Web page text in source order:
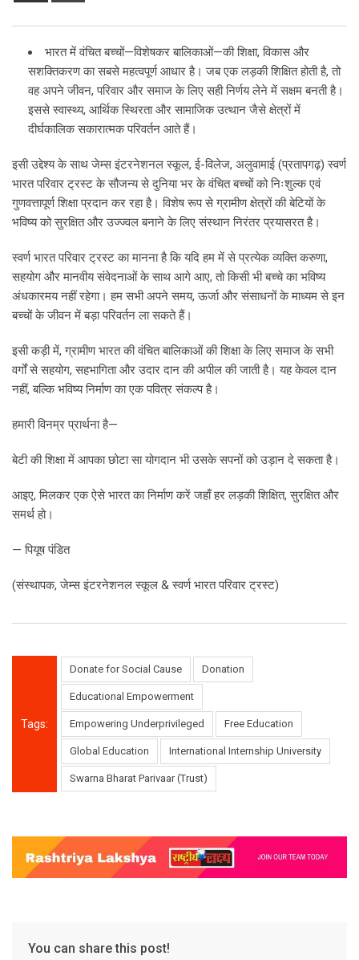
भारत में वंचित बच्चों—विशेषकर बालिकाओं—की शिक्षा, विकास और
सशक्तिकरण का सबसे महत्वपूर्ण आधार है। जब एक लड़की शिक्षित होती है, तो
वह अपने जीवन, परिवार और समाज के लिए सही निर्णय लेने में सक्षम बनती है।
इससे स्वास्थ्य, आर्थिक स्थिरता और सामाजिक उत्थान जैसे क्षेत्रों में
दीर्घकालिक सकारात्मक परिवर्तन आते हैं।
इसी उद्देश्य के साथ जेम्स इंटरनेशनल स्कूल, ई-विलेज, अलुवामाई (प्रतापगढ़) स्वर्ण
भारत परिवार ट्रस्ट के सौजन्य से दुनिया भर के वंचित बच्चों को निःशुल्क एवं
गुणवत्तापूर्ण शिक्षा प्रदान कर रहा है। विशेष रूप से ग्रामीण क्षेत्रों की बेटियों के
भविष्य को सुरक्षित और उज्ज्वल बनाने के लिए संस्थान निरंतर प्रयासरत है।
स्वर्ण भारत परिवार ट्रस्ट का मानना है कि यदि हम में से प्रत्येक व्यक्ति करुणा,
सहयोग और मानवीय संवेदनाओं के साथ आगे आए, तो किसी भी बच्चे का भविष्य
अंधकारमय नहीं रहेगा। हम सभी अपने समय, ऊर्जा और संसाधनों के माध्यम से इन
बच्चों के जीवन में बड़ा परिवर्तन ला सकते हैं।
इसी कड़ी में, ग्रामीण भारत की वंचित बालिकाओं की शिक्षा के लिए समाज के सभी
वर्गों से सहयोग, सहभागिता और उदार दान की अपील की जाती है। यह केवल दान
नहीं, बल्कि भविष्य निर्माण का एक पवित्र संकल्प है।
हमारी विनम्र प्रार्थना है—
बेटी की शिक्षा में आपका छोटा सा योगदान भी उसके सपनों को उड़ान दे सकता है।
आइए, मिलकर एक ऐसे भारत का निर्माण करें जहाँ हर लड़की शिक्षित, सुरक्षित और
समर्थ हो।
— पियूष पंडित
(संस्थापक, जेम्स इंटरनेशनल स्कूल & स्वर्ण भारत परिवार ट्रस्ट)
Tags:
Donate for Social Cause Donation
Educational Empowerment
Empowering Underprivileged Free Education
Global Education International Internship University
Swarna Bharat Parivaar (Trust)
You can share this post!